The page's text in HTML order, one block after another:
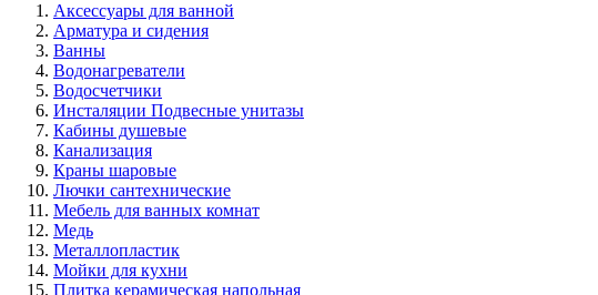
Аксессуары для ванной
Арматура и сидения
Ванны
Водонагреватели
Водосчетчики
Инсталяции Подвесные унитазы
Кабины душевые
Канализация
Краны шаровые
Лючки сантехнические
Мебель для ванных комнат
Медь
Металлопластик
Мойки для кухни
Плитка керамическая напольная